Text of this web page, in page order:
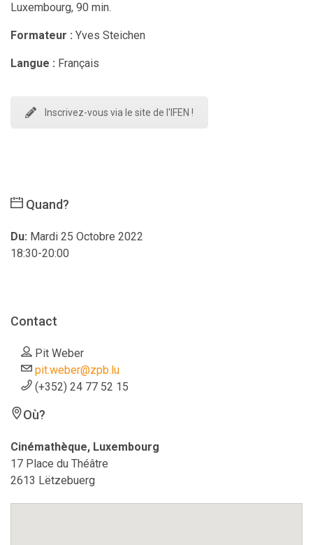
Luxembourg, 90 min.
Formateur : Yves Steichen
Langue : Français
Inscrivez-vous via le site de l'IFEN !
Quand?
Du: Mardi 25 Octobre 2022
18:30-20:00
Contact
Pit Weber
pit.weber@zpb.lu
(+352) 24 77 52 15
Où?
Cinémathèque, Luxembourg
17 Place du Théâtre
2613 Lëtzebuerg